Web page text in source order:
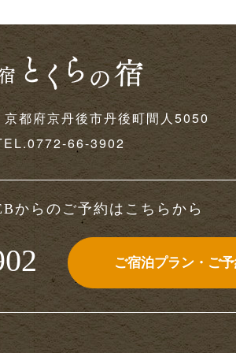
都府京丹後市丹後町間人5050
0772-66-3902
からのご予約はこちらから
ご宿泊プラン・ご